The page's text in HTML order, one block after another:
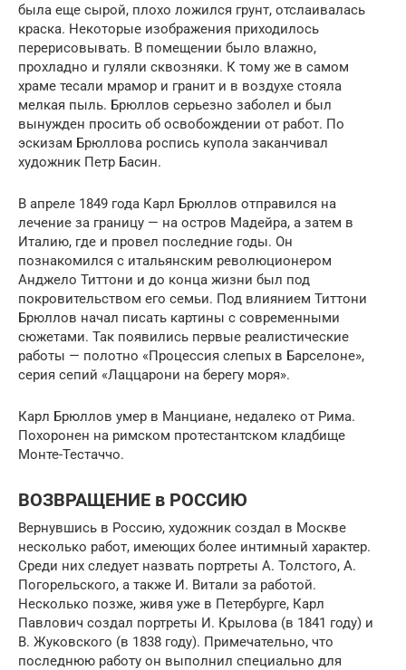
была еще сырой, плохо ложился грунт, отслаивалась
краска. Некоторые изображения приходилось
перерисовывать. В помещении было влажно,
прохладно и гуляли сквозняки. К тому же в самом
храме тесали мрамор и гранит и в воздухе стояла
мелкая пыль. Брюллов серьезно заболел и был
вынужден просить об освобождении от работ. По
эскизам Брюллова роспись купола заканчивал
художник Петр Басин.
В апреле 1849 года Карл Брюллов отправился на
лечение за границу — на остров Мадейра, а затем в
Италию, где и провел последние годы. Он
познакомился с итальянским революционером
Анджело Титтони и до конца жизни был под
покровительством его семьи. Под влиянием Титтони
Брюллов начал писать картины с современными
сюжетами. Так появились первые реалистические
работы — полотно «Процессия слепых в Барселоне»,
серия сепий «Лаццарони на берегу моря».
Карл Брюллов умер в Манциане, недалеко от Рима.
Похоронен на римском протестантском кладбище
Монте-Тестаччо.
ВОЗВРАЩЕНИЕ в РОССИЮ
Вернувшись в Россию, художник создал в Москве
несколько работ, имеющих более интимный характер.
Среди них следует назвать портреты А. Толстого, А.
Погорельского, а также И. Витали за работой.
Несколько позже, живя уже в Петербурге, Карл
Павлович создал портреты И. Крылова (в 1841 году) и
В. Жуковского (в 1838 году). Примечательно, что
последнюю работу он выполнил специально для